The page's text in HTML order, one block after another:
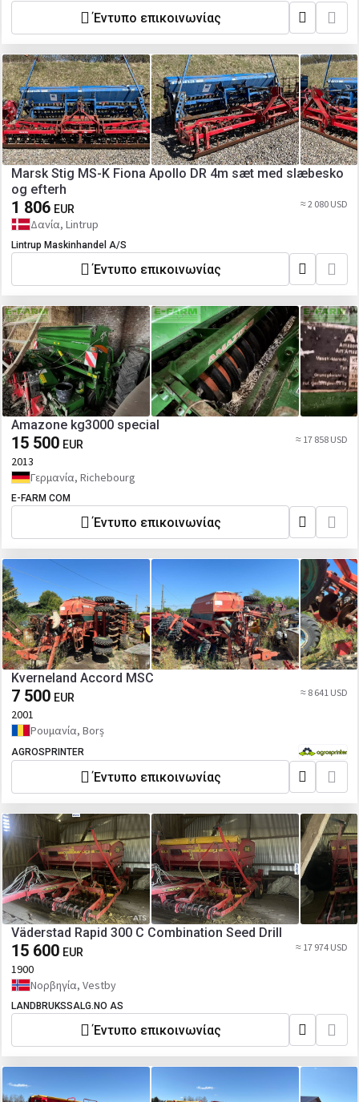
Έντυπο επικοινωνίας
Marsk Stig MS-K Fiona Apollo DR 4m sæt med slæbesko
og efterh
1 806 EUR ≈ 2 080 USD
Δανία, Lintrup
Lintrup Maskinhandel A/S
Έντυπο επικοινωνίας
Amazone kg3000 special
15 500 EUR ≈ 17 858 USD
2013
Γερμανία, Richebourg
E-FARM COM
Έντυπο επικοινωνίας
Kverneland Accord MSC
7 500 EUR ≈ 8 641 USD
2001
Ρουμανία, Borș
AGROSPRINTER
Έντυπο επικοινωνίας
Väderstad Rapid 300 C Combination Seed Drill
15 600 EUR ≈ 17 974 USD
1900
Νορβηγία, Vestby
LANDBRUKSSALG.NO AS
Έντυπο επικοινωνίας